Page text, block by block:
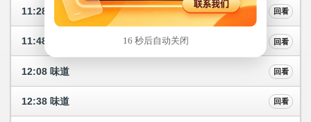
11:28 跟着书本去旅行 回看
11:48 跟着书本去旅行 回看
12:08 味道 回看
12:38 味道 回看
15 秒后自动关闭